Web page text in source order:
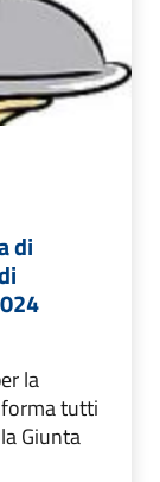
di
la
tutti
Giunta